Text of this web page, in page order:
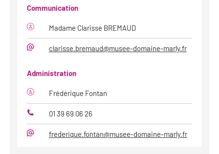
Communication
Madame Clarisse BREMAUD
clarisse.bremaud@musee-domaine-marly.fr
Administration
Frédérique Fontan
Téléphone
01 39 69 06 26
frederique.fontan@musee-domaine-marly.fr